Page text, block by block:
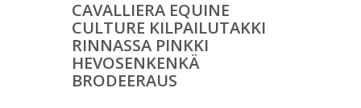
CAVALLIERA EQUINE
CULTURE KILPAILUTAKKI
RINNASSA PINKKI
HEVOSENKENKÄ
BRODEERAUS